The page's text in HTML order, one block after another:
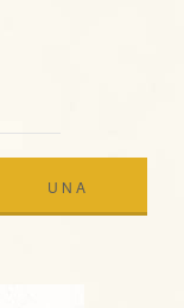
UNA